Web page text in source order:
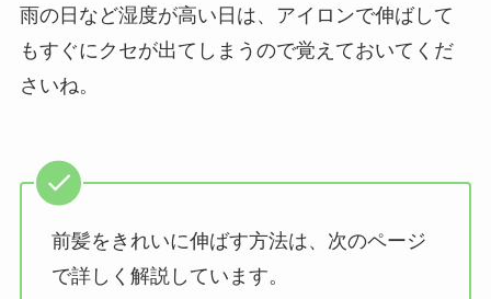
雨の日など湿度が高い日は、アイロンで伸ばして
もすぐにクセが出てしまうので覚えておいてくだ
さいね。
前髪をきれいに伸ばす方法は、次のページ
で詳しく解説しています。